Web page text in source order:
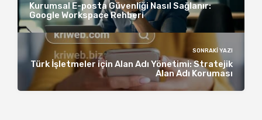
Kurumsal E-posta Güvenliği Nasıl Sağlanır:
Google Workspace Rehberi
SONRAKI YAZI
Türk İşletmeler için Alan Adı Yönetimi: Stratejik
Alan Adı Koruması